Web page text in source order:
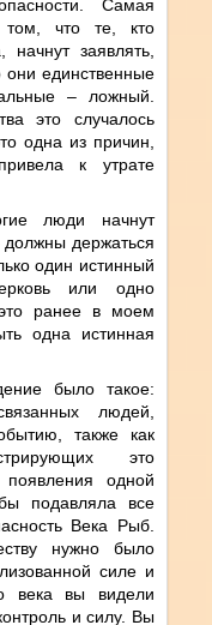
Самая
том, что те, кто
заявлять,
они единственные
– ложный.
это случалось
одна из причин,
к утрате
люди начнут
должны держаться
один истинный
или одно
ранее
в моем
одна истинная
было такое:
людей,
также как
это
одной
подавляла все
Века Рыб.
нужно было
силе и
века вы видели
и силу. Вы